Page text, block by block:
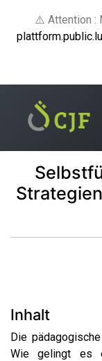
⚠️ Attention :
plattform.public.lu
Inhalt
Die
Wie gelingt es